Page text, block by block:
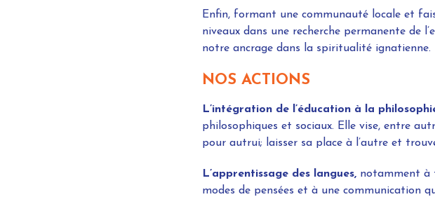
Enfin, formant une communauté locale et
niveaux dans une recherche permanente de
notre ancrage dans la spiritualité ignatienne.
NOS ACTIONS
L’intégration de l’éducation à la
philosophiques et sociaux. Elle vise, entre
pour autrui; laisser sa place à l’autre et
L’apprentissage des langues,notamment à
modes de pensées et à une communication